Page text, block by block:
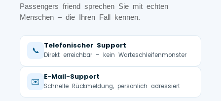
Passengers friend sprechen Sie mit echten
Menschen – die Ihren Fall kennen.
📞 Telefonischer Support
Direkt erreichbar – kein Warteschleifenmonster
✉️ E-Mail-Support
Schnelle Rückmeldung, persönlich adressiert